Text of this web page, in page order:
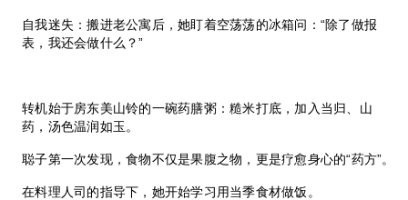
自我迷失：搬进老公寓后，她盯着空荡荡的冰箱问：“除了做报
表，我还会做什么？”
转机始于房东美山铃的一碗药膳粥：糙米打底，加入当归、山
药，汤色温润如玉。
聪子第一次发现，食物不仅是果腹之物，更是疗愈身心的“药方”。
在料理人司的指导下，她开始学习用当季食材做饭。